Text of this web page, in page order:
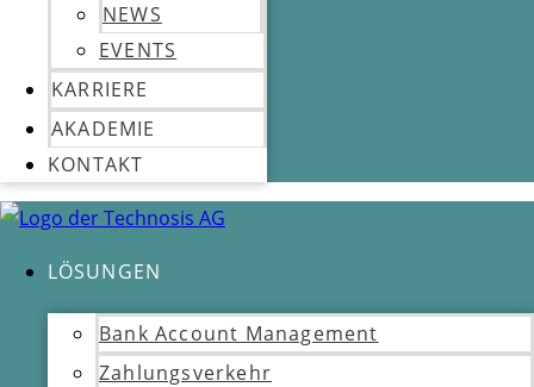
NEWS
EVENTS
KARRIERE
AKADEMIE
KONTAKT
LÖSUNGEN
Bank Account Management
Zahlungsverkehr